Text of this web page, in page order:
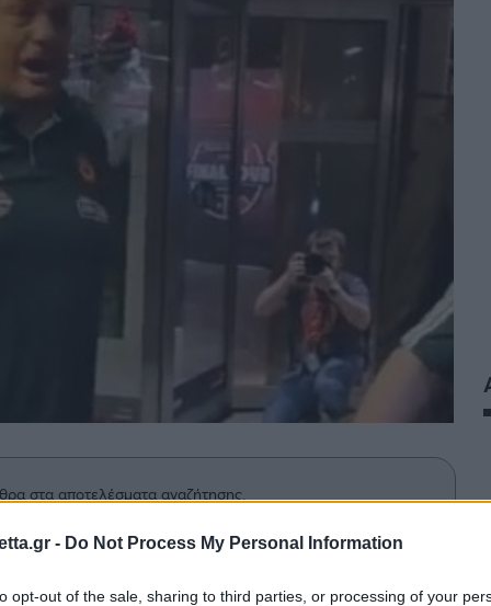
- Do Not Process My Personal Information
opt-out of the sale, sharing to third parties, or processing of your
στα αποτελέσματα αναζήτησης.
στην Google